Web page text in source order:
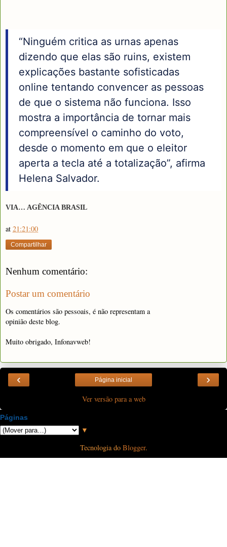
“Ninguém critica as urnas apenas
dizendo que elas são ruins, existem
explicações bastante sofisticadas
online tentando convencer as pessoas
de que o sistema não funciona. Isso
mostra a importância de tornar mais
compreensível o caminho do voto,
desde o momento em que o eleitor
aperta a tecla até a totalização”, afirma
Helena Salvador.
VIA… AGÊNCIA BRASIL
at 21:21:00
Compartilhar
Nenhum comentário:
Postar um comentário
Os comentários são pessoais, é não representam a
opinião deste blog.
Muito obrigado, Infonavweb!
‹ ›
Página inicial
Ver versão para a web
Páginas
▼
Tecnologia do Blogger.